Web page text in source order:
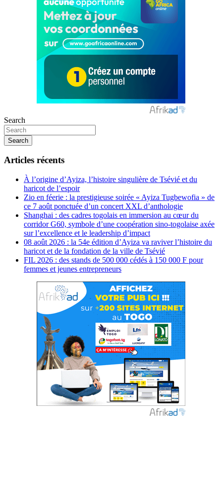
Search
Search
Articles récents
À l’origine d’Ayiza, l’histoire singulière de Tsévié et du
haricot de l’espoir
Zio en féerie : la prestigieuse soirée « Ayiza Tugbewofia » de
ce 7 août ponctuée d’un concert XXL d’anthologie
Shanghai : des cadres togolais en immersion au cœur du
corridor G60, symbole d’une coopération sino-togolaise axée
sur l’excellence et le leadership d’impact
08 août 2026 : la 54e édition d’Ayiza va raviver l’histoire du
haricot et de la fondation de la ville de Tsévié
FIL 2026 : des stands de 500 000 cédés à 150 000 F pour
femmes et jeunes entrepreneurs